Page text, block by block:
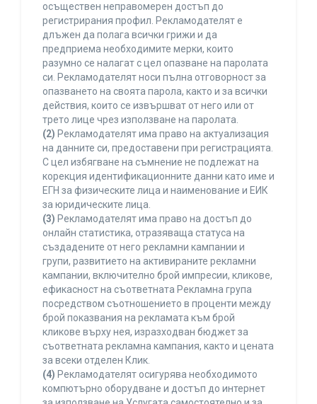
осъществен неправомерен достъп до
регистрирания профил. Рекламодателят е
длъжен да полага всички грижи и да
предприема необходимите мерки, които
разумно се налагат с цел опазване на паролата
си. Рекламодателят носи пълна отговорност за
опазването на своята парола, както и за всички
действия, които се извършват от него или от
трето лице чрез използване на паролата.
(2) Рекламодателят има право на актуализация
на данните си, предоставени при регистрацията.
С цел избягване на съмнение не подлежат на
корекция идентификационните данни като име и
ЕГН за физическите лица и наименование и ЕИК
за юридическите лица.
(3) Рекламодателят има право на достъп до
онлайн статистика, отразяваща статуса на
създадените от него рекламни кампании и
групи, развитието на активираните рекламни
кампании, включително брой импресии, кликове,
ефикасност на съответната Рекламна група
посредством съотношението в проценти между
брой показвания на рекламата към брой
кликове върху нея, изразходван бюджет за
съответната рекламна кампания, както и цената
за всеки отделен Клик.
(4) Рекламодателят осигурява необходимото
компютърно оборудване и достъп до интернет